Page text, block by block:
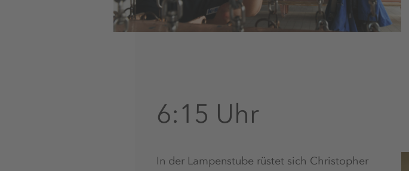
6:15 Uhr
In der Lampenstube rüstet sich Christopher